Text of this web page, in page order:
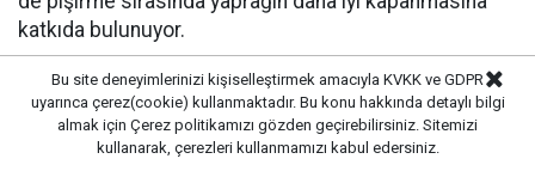
katkıda bulunuyor.
Kısık ateşte pişirin
Yüksek ateşte hızla kaynayan sarmalar birbirine
Bu site deneyimlerinizi kişiselleştirmek amacıyla KVKK ve GDPR
uyarınca çerez(cookie) kullanmaktadır. Bu konu hakkında detaylı bilgi
almak için Çerez politikamızı gözden geçirebilirsiniz. Sitemizi
kullanarak, çerezleri kullanmamızı kabul edersiniz.